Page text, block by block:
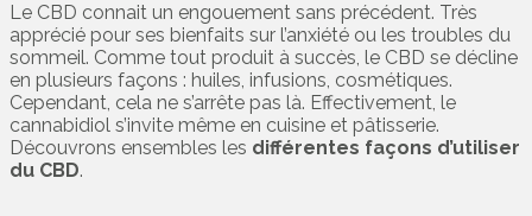
Le CBD connait un engouement sans précédent. Très
apprécié pour ses bienfaits sur l’anxiété ou les troubles du
sommeil. Comme tout produit à succès, le CBD se décline
en plusieurs façons : huiles, infusions, cosmétiques.
Cependant, cela ne s’arrête pas là. Effectivement, le
cannabidiol s’invite même en cuisine et pâtisserie.
Découvrons ensembles les différentes façons d’utiliser
du CBD.